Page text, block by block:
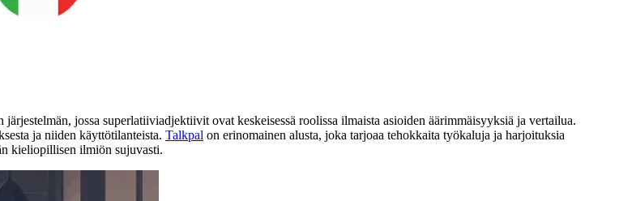
jossa superlatiiviadjektiivit ovat keskeisessä roolissa ilmaista asioiden äärimmäisyyksiä ja vertailua.
ja niiden käyttötilanteista. Talkpal on erinomainen alusta, joka tarjoaa tehokkaita työkaluja ja harjoituksia
kieliopillisen ilmiön sujuvasti.